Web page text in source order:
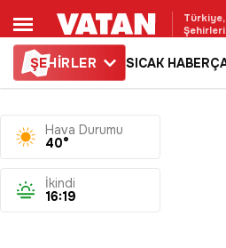
Türkiye,
ŞEHİRLER SICAK HABER
Hava Durumu
40°
İkindi
16:19